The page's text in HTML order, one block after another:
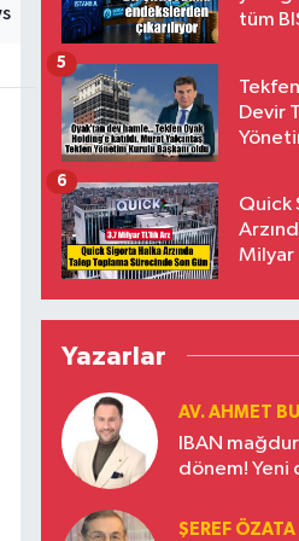
tüm
Devir
5
Quick
Milyar
Eriyor
6
Yazarlar
AV. AHMET
IBAN
dönem! Yeni
ŞEREF ÖZATA